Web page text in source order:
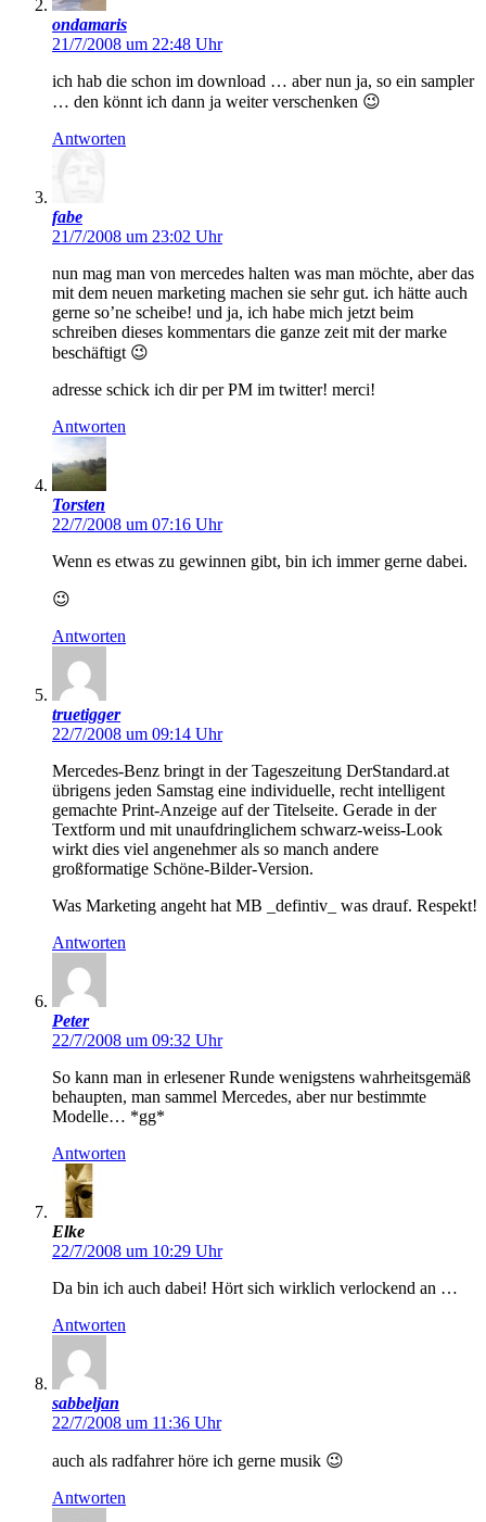
ondamaris
21/7/2008 um 22:48 Uhr
ich hab die schon im download … aber nun ja, so ein sampler
… den könnt ich dann ja weiter verschenken 😉
Antworten
fabe
21/7/2008 um 23:02 Uhr
nun mag man von mercedes halten was man möchte, aber das
mit dem neuen marketing machen sie sehr gut. ich hätte auch
gerne so’ne scheibe! und ja, ich habe mich jetzt beim
schreiben dieses kommentars die ganze zeit mit der marke
beschäftigt 😉
adresse schick ich dir per PM im twitter! merci!
Antworten
Torsten
22/7/2008 um 07:16 Uhr
Wenn es etwas zu gewinnen gibt, bin ich immer gerne dabei.
😉
Antworten
truetigger
22/7/2008 um 09:14 Uhr
Mercedes-Benz bringt in der Tageszeitung DerStandard.at
übrigens jeden Samstag eine individuelle, recht intelligent
gemachte Print-Anzeige auf der Titelseite. Gerade in der
Textform und mit unaufdringlichem schwarz-weiss-Look
wirkt dies viel angenehmer als so manch andere
großformatige Schöne-Bilder-Version.
Was Marketing angeht hat MB _defintiv_ was drauf. Respekt!
Antworten
Peter
22/7/2008 um 09:32 Uhr
So kann man in erlesener Runde wenigstens wahrheitsgemäß
behaupten, man sammel Mercedes, aber nur bestimmte
Modelle… *gg*
Antworten
Elke
22/7/2008 um 10:29 Uhr
Da bin ich auch dabei! Hört sich wirklich verlockend an …
Antworten
sabbeljan
22/7/2008 um 11:36 Uhr
auch als radfahrer höre ich gerne musik 😉
Antworten